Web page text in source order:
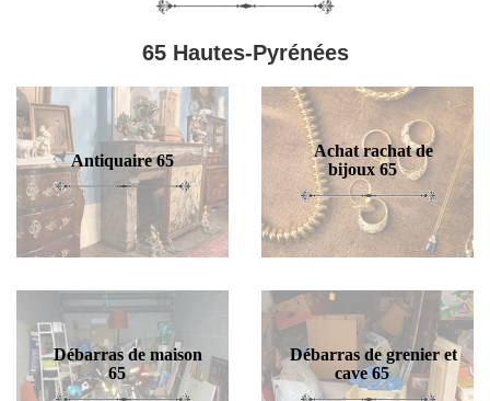
65 Hautes-Pyrénées
Antiquaire 65
Achat rachat de
bijoux 65
Débarras de maison
65
Débarras de grenier et
cave 65